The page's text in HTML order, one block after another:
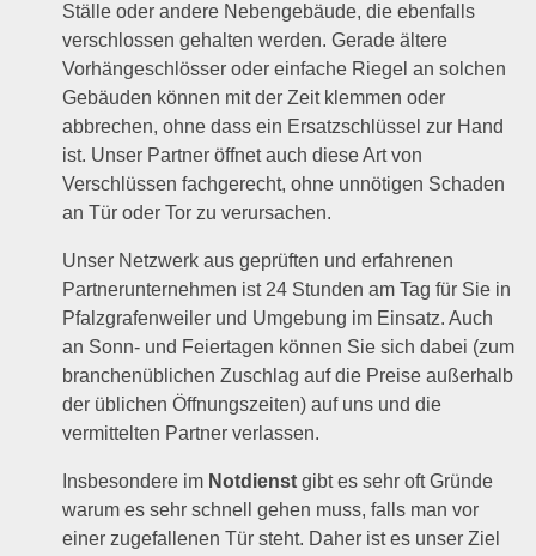
Ställe oder andere Nebengebäude, die ebenfalls
verschlossen gehalten werden. Gerade ältere
Vorhängeschlösser oder einfache Riegel an solchen
Gebäuden können mit der Zeit klemmen oder
abbrechen, ohne dass ein Ersatzschlüssel zur Hand
ist. Unser Partner öffnet auch diese Art von
Verschlüssen fachgerecht, ohne unnötigen Schaden
an Tür oder Tor zu verursachen.
Unser Netzwerk aus geprüften und erfahrenen
Partnerunternehmen ist 24 Stunden am Tag für Sie in
Pfalzgrafenweiler und Umgebung im Einsatz. Auch
an Sonn- und Feiertagen können Sie sich dabei (zum
branchenüblichen Zuschlag auf die Preise außerhalb
der üblichen Öffnungszeiten) auf uns und die
vermittelten Partner verlassen.
Insbesondere im Notdienst gibt es sehr oft Gründe
warum es sehr schnell gehen muss, falls man vor
einer zugefallenen Tür steht. Daher ist es unser Ziel